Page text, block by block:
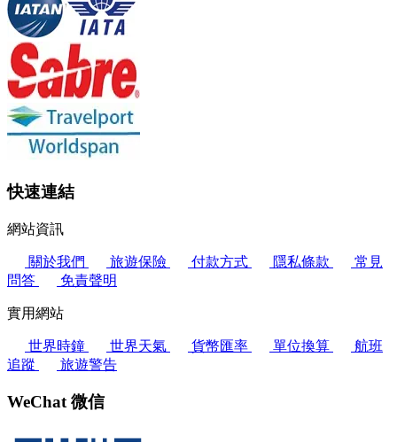
快速連結
網站資訊
關於我們 旅遊保險 付款方式 隱私條款
常見
問答
免責聲明
實用網站
世界時鐘 世界天氣 貨幣匯率 單位換算
航班
追蹤
旅遊警告
WeChat 微信